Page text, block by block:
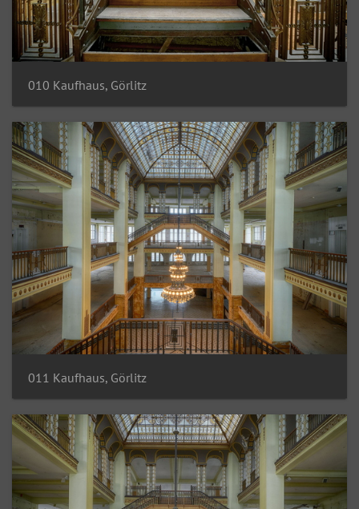
010 Kaufhaus, Görlitz
011 Kaufhaus, Görlitz